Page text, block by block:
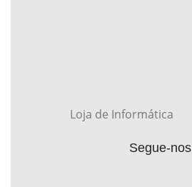
Loja de Informática
Segue-nos